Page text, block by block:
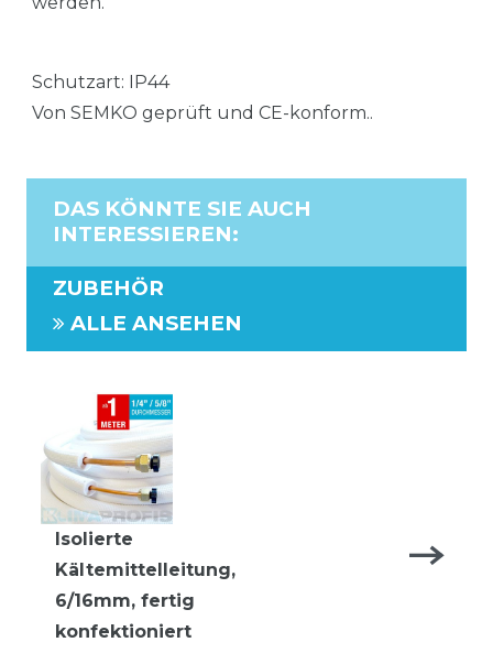
Schutzart: IP44
Von SEMKO geprüft und CE-konform..
DAS KÖNNTE SIE AUCH
INTERESSIEREN:
ZUBEHÖR
ALLE ANSEHEN
Isolierte
Kältemittelleitung,
6/16mm, fertig
konfektioniert